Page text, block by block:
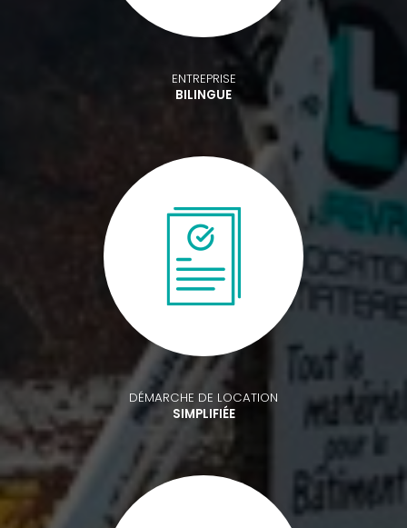
ENTREPRISE
BILINGUE
DÉMARCHE DE LOCATION
SIMPLIFIÉE